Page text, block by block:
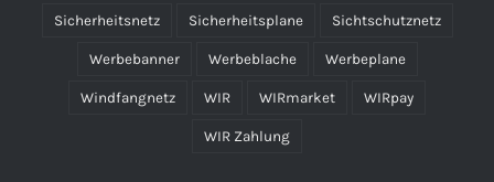
Sicherheitsnetz Sicherheitsplane Sichtschutznetz
Werbebanner Werbeblache Werbeplane
Windfangnetz WIR WIRmarket WIRpay
WIR Zahlung